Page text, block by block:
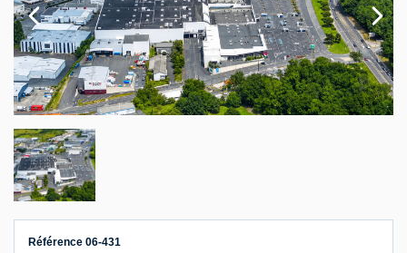
Notre Agence
Contact
Référence 06-431